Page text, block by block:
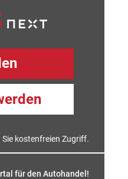
Sie kostenfreien Zugriff.
für den Autohandel!